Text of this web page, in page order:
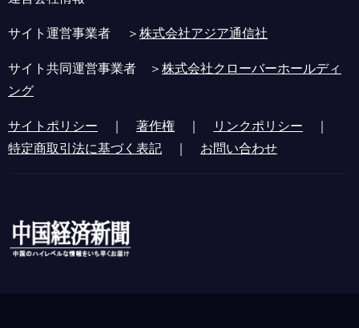
サイト運営事業者 ＞株式会社アジア通信社
サイト共同運営事業者 ＞株式会社クローバーホールディ
ング
サイトポリシー ｜ 著作権 ｜ リンクポリシー ｜
特定商取引法に基づく表記 ｜ お問い合わせ